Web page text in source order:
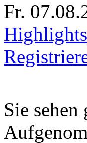
Fr.
Highlights
Sie